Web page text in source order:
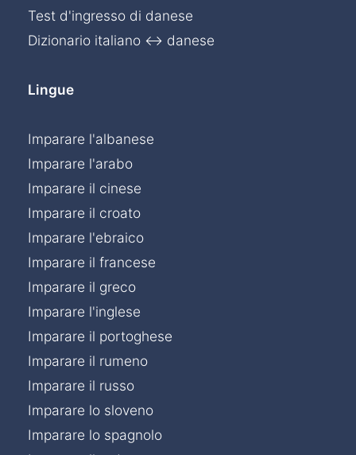
Test d'ingresso di danese
Dizionario italiano ↔ danese
Lingue
Imparare l'albanese
Imparare l'arabo
Imparare il cinese
Imparare il croato
Imparare l'ebraico
Imparare il francese
Imparare il greco
Imparare l'inglese
Imparare il portoghese
Imparare il rumeno
Imparare il russo
Imparare lo sloveno
Imparare lo spagnolo